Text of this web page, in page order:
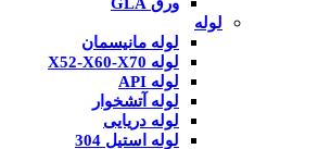
لوله
لوله مانیسمان
لوله X52-X60-X70
لوله API
لوله آتشخوار
لوله دریایی
لوله استیل 304